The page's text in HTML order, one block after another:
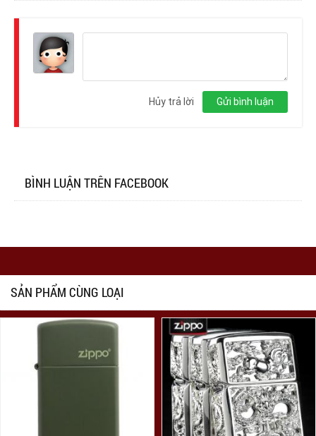
Gửi bình luận
Hủy trả lời
BÌNH LUẬN TRÊN FACEBOOK
SẢN PHẨM CÙNG LOẠI